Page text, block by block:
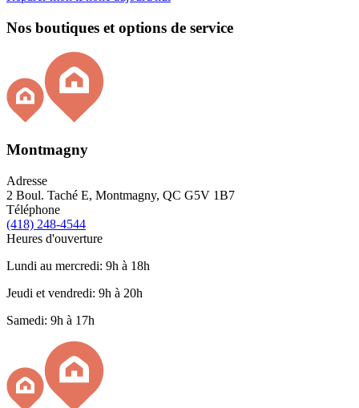
Nos boutiques et options de service
Montmagny
Adresse
2 Boul. Taché E, Montmagny, QC G5V 1B7
Téléphone
(418) 248-4544
Heures d'ouverture
Lundi au mercredi: 9h à 18h
Jeudi et vendredi: 9h à 20h
Samedi: 9h à 17h